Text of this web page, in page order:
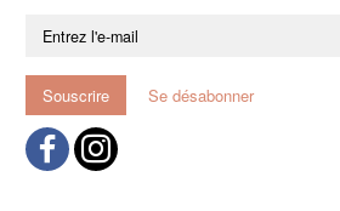
Souscrire Se désabonner